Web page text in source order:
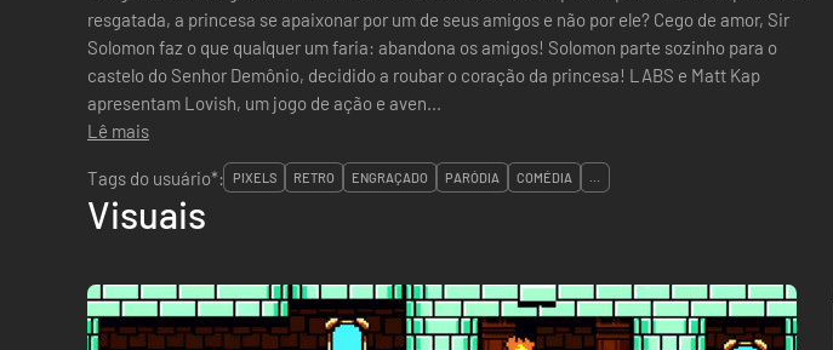
resgatada, a princesa se apaixonar por um de seus amigos e não por ele? Cego de amor, Sir
Solomon faz o que qualquer um faria: abandona os amigos! Solomon parte sozinho para o
castelo do Senhor Demônio, decidido a roubar o coração da princesa! LABS e Matt Kap
apresentam Lovish, um jogo de ação e aven...
Lê mais
Tags do usuário*:
PIXELS RETRO ENGRAÇADO PARÓDIA COMÉDIA ...
Visuais